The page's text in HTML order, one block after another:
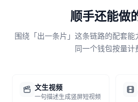
顺手还能做
围绕「出一条片」这条链路的配套能
同一个钱包按量计
文生视频
一句描述生成竖屏短视频